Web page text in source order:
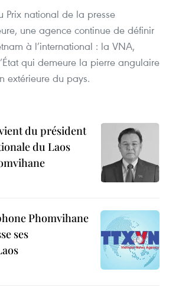
Prix national de la presse
une agence continue de définir
à l’international : la VNA,
qui demeure la pierre angulaire
extérieure du pays.
du président
du Laos
Phomvihane
ses